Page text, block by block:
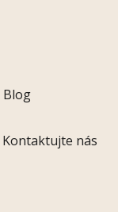
Blog
Kontaktujte nás